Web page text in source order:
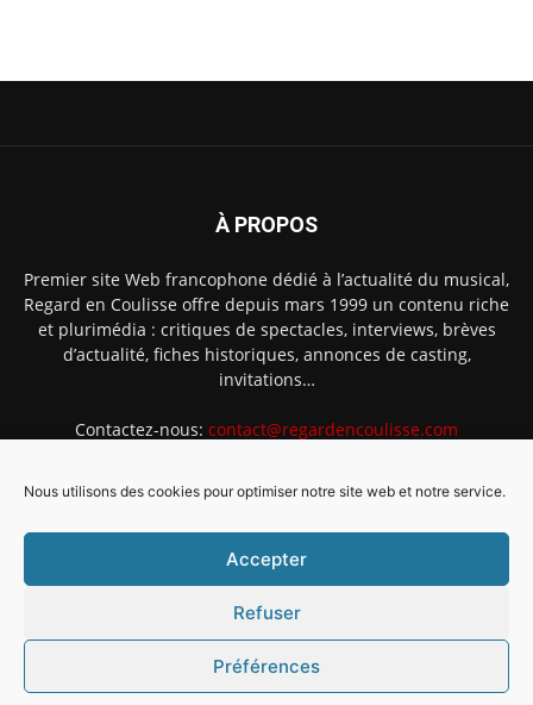
Nous utilisons des cookies pour optimiser notre site web et notre service.
Accepter
Refuser
Préférences
À PROPOS
Premier site Web francophone dédié à l’actualité du musical,
Regard en Coulisse offre depuis mars 1999 un contenu riche
et plurimédia : critiques de spectacles, interviews, brèves
d’actualité, fiches historiques, annonces de casting,
invitations…
Contactez-nous: contact@regardencoulisse.com
Intégration Ghislain Fayard
Mentions légales